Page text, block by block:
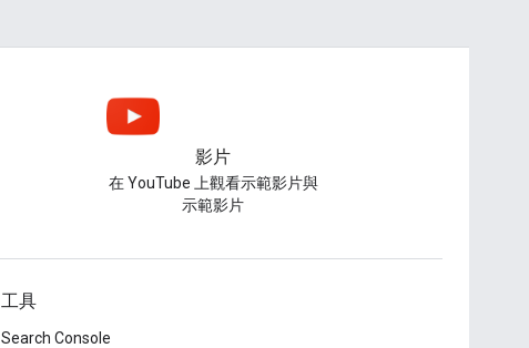
影片
在 YouTube 上觀看示範影片與
示範影片
工具
Search Console